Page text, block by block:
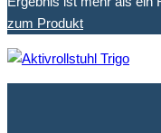
zum Produkt